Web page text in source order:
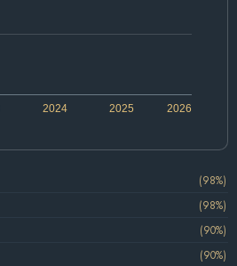
2024 2026
2025
(98%)
(98%)
(90%)
(90%)